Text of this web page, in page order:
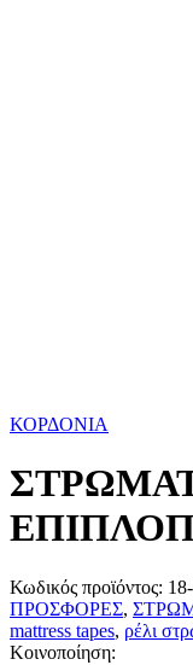
ΚΟΡΔΟΝΙΑ
Κωδικός προϊόντος:
ΠΡΟΣΦΟΡΕΣ,
mattress tapes, ρέλι
Κοινοποίηση: